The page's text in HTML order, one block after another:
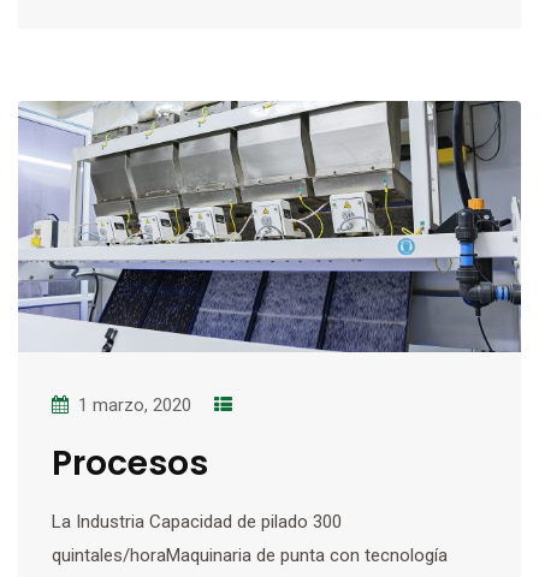
1 marzo, 2020
Procesos
La Industria Capacidad de pilado 300
quintales/horaMaquinaria de punta con tecnología